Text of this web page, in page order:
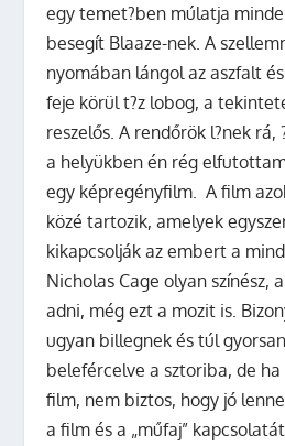
egy temet?ben múlatja
besegít Blaaze-nek. A
nyomában lángol az aszfalt
feje körül t?z lobog, a
reszelős. A rendőrök l?nek rá,
a helyükben én rég
egy képregényfilm. A film
közé tartozik, amelyek
kikapcsolják az embert a
Nicholas Cage olyan színész,
adni, még ezt a mozit is.
ugyan billegnek és túl
belefércelve a sztoriba, de ha
film, nem biztos, hogy jó
a film és a „műfaj”